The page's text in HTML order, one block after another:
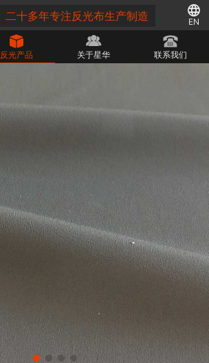
二十多年专注反光布生产制造 EN
反光产品 关于星华 联系我们